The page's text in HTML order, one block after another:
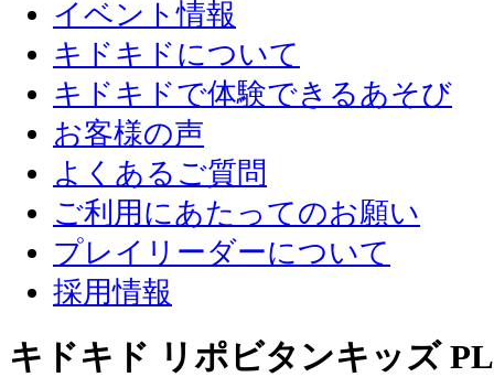
イベント情報
キドキドについて
キドキドで体験できるあそび
お客様の声
よくあるご質問
ご利用にあたってのお願い
プレイリーダーについて
採用情報
キドキド リポビタンキッズ